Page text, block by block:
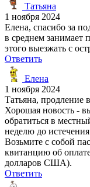
Татьяна
1 ноября 2024
Елена, спасибо за
в среднем занимает
этого выезжать с
Ответить
Елена
1 ноября 2024
Татьяна, продление
Хорошая новость -
обратиться в
неделю до
Возьмите с собой
квитанцию об
долларов США).
Ответить